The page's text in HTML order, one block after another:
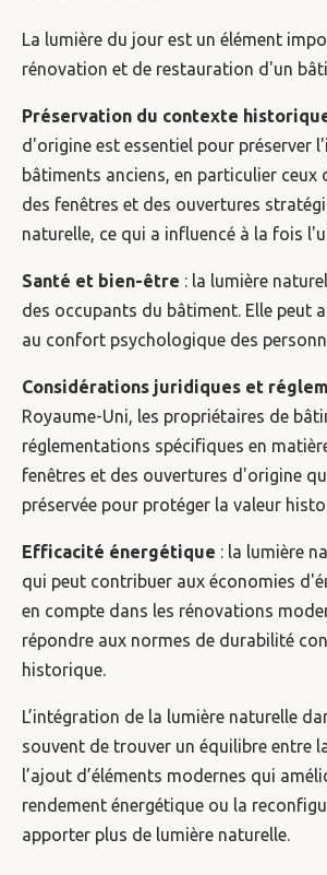
La lumière du jour est un élément
rénovation et de restauration d'un
Préservation du contexte
d'origine est essentiel pour préserver
bâtiments anciens, en particulier ceux
des fenêtres et des ouvertures
naturelle, ce qui a influencé à la fois
Santé et bien-être : la lumière
des occupants du bâtiment. Elle peut
au confort psychologique des
Considérations juridiques et
Royaume-Uni, les propriétaires de
réglementations spécifiques en
fenêtres et des ouvertures d'origine
préservée pour protéger la valeur
Efficacité énergétique : la lumière
qui peut contribuer aux économies
en compte dans les rénovations
répondre aux normes de durabilité
historique.
L’intégration de la lumière naturelle
souvent de trouver un équilibre entre
l’ajout d’éléments modernes qui
rendement énergétique ou la
apporter plus de lumière naturelle.